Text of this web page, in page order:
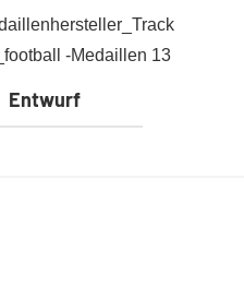
Entwurf